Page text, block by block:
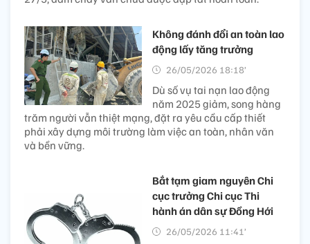
Không đánh đổi an toàn lao
động lấy tăng trưởng
26/05/2026 18:18’
Dù số vụ tai nạn lao động
năm 2025 giảm, song hàng
trăm người vẫn thiệt mạng, đặt ra yêu cầu cấp thiết
phải xây dựng môi trường làm việc an toàn, nhân văn
và bền vững.
Bắt tạm giam nguyên Chi
cục trưởng Chi cục Thi
hành án dân sự Đồng Hới
26/05/2026 11:41’